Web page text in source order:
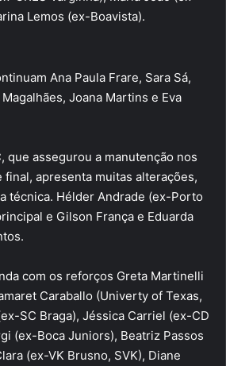
Lemos (ex-Boavista).
Ana Paula Frare, Sara Sá,
Joana Martins e Eva
que assegurou a manutenção nos
final, apresenta muitas alterações,
técnica. Hélder Andrade (ex-Porto
e Gilson França e Eduarda
com os reforços Greta Martinelli
Caraballo (Univerty of Texas,
SC Braga), Jéssica Carriel (ex-CD
(ex-Boca Juniors), Beatriz Passos
(ex-VK Brusno, SVK), Diane